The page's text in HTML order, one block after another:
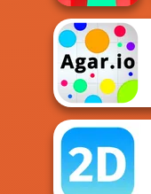
Parkour Block 2